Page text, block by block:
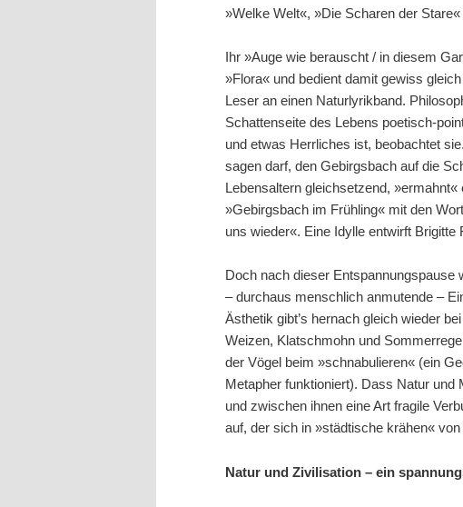
»Welke Welt«, »Die Scharen der
Ihr »Auge wie berauscht / in diesem
»Flora« und bedient damit gewiss
Leser an einen Naturlyrikband.
Schattenseite des Lebens poetisch-
und etwas Herrliches ist, beobachtet
sagen darf, den Gebirgsbach auf die
Lebensaltern gleichsetzend,
»Gebirgsbach im Frühling« mit den
uns wieder«. Eine Idylle entwirft
Doch nach dieser Entspannungspause
– durchaus menschlich anmutende –
Ästhetik gibt’s hernach gleich wieder
Weizen, Klatschmohn und
der Vögel beim »schnabulieren« (ein
Metapher funktioniert). Dass Natur und
und zwischen ihnen eine Art fragile
auf, der sich in »städtische krähen«
Natur und Zivilisation – ein